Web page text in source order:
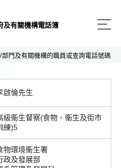
及有關機構電話簿
門及有關機構的職員或查詢電話號碼
啟倫先生
級衞生督察(食物、衞生及街市
練)5
物環境衞生署
政及發展部